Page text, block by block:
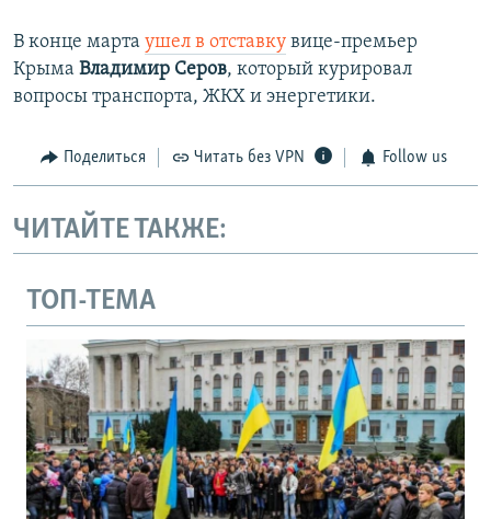
В конце марта ушел в отставку вице-премьер
Крыма Владимир Серов, который курировал
вопросы транспорта, ЖКХ и энергетики.
Поделиться Читать без VPN Follow us
ЧИТАЙТЕ ТАКЖЕ:
ТОП-ТЕМА